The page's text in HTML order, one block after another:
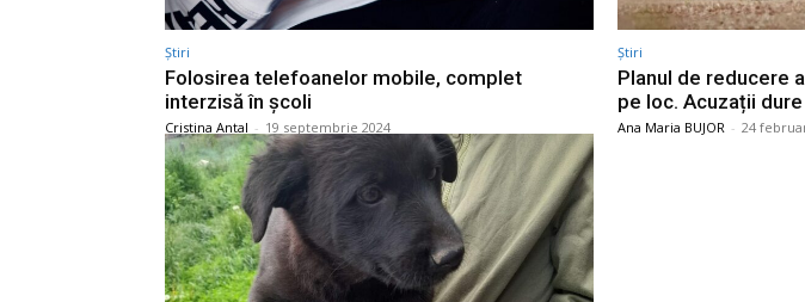
Știri
Folosirea telefoanelor mobile, complet
interzisă în școli
Cristina Antal - 19 septembrie 2024
Știri
Planul de reducere
pe loc. Acuzații
Ana Maria BUJOR - 24